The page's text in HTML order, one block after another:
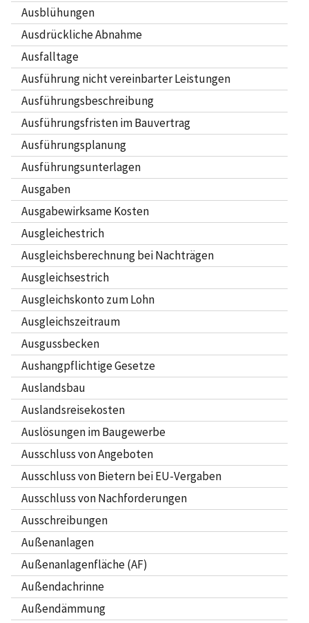
Ausblühungen
Ausdrückliche Abnahme
Ausfalltage
Ausführung nicht vereinbarter Leistungen
Ausführungsbeschreibung
Ausführungsfristen im Bauvertrag
Ausführungsplanung
Ausführungsunterlagen
Ausgaben
Ausgabewirksame Kosten
Ausgleichestrich
Ausgleichsberechnung bei Nachträgen
Ausgleichsestrich
Ausgleichskonto zum Lohn
Ausgleichszeitraum
Ausgussbecken
Aushangpflichtige Gesetze
Auslandsbau
Auslandsreisekosten
Auslösungen im Baugewerbe
Ausschluss von Angeboten
Ausschluss von Bietern bei EU-Vergaben
Ausschluss von Nachforderungen
Ausschreibungen
Außenanlagen
Außenanlagenfläche (AF)
Außendachrinne
Außendämmung